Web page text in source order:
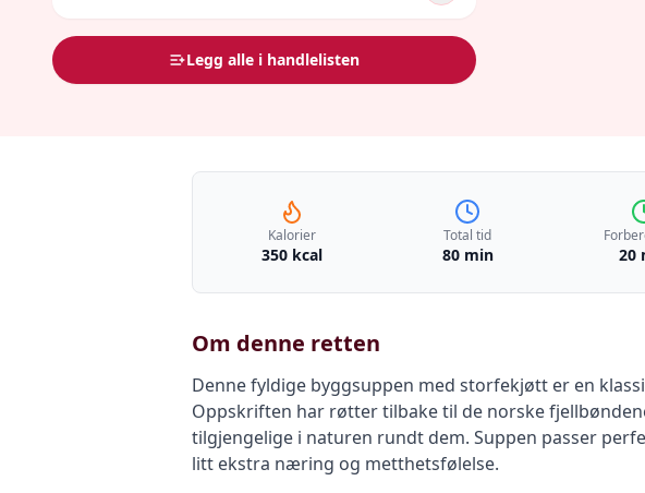
Legg alle i handlelisten
Kalorier
350 kcal
Total tid
80 min 20
Om denne retten
Denne fyldige byggsuppen med storfekjøtt er en
Oppskriften har røtter tilbake til de norske
tilgjengelige i naturen rundt dem. Suppen passer
litt ekstra næring og metthetsfølelse.